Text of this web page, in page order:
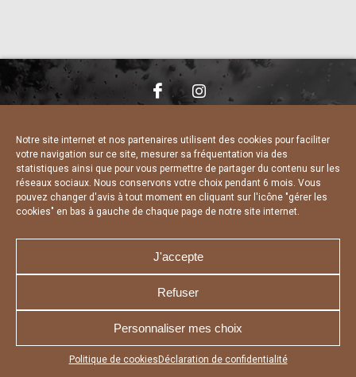
Notre site internet et nos partenaires utilisent des cookies pour faciliter
votre navigation sur ce site, mesurer sa fréquentation via des
statistiques ainsi que pour vous permettre de partager du contenu sur les
réseaux sociaux. Nous conservons votre choix pendant 6 mois. Vous
pouvez changer d'avis à tout moment en cliquant sur l'icône "gérer les
cookies" en bas à gauche de chaque page de notre site internet.
J'accepte
Refuser
Personnaliser mes choix
Politique de cookies Déclaration de confidentialité
Appuyez sur le bouton partager en bas de votre
CHARTE DE CONFIDENTIALITÉ
DÉCLARATION DE CONFIDENTIALITÉ
POLITIQUE D’UTILISATION DES COOKIES
RÉALISÉ PAR L’AGENCE WEB A3 WEB